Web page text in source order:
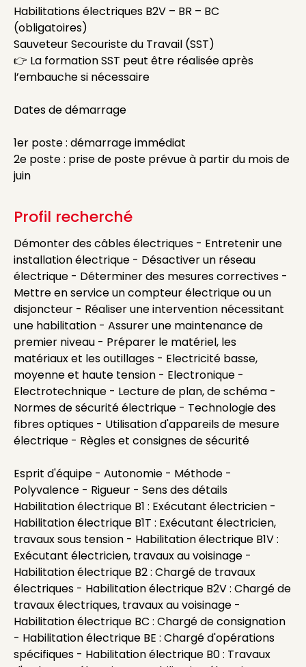
Habilitations électriques B2V – BR – BC
(obligatoires)
Sauveteur Secouriste du Travail (SST)
👉 La formation SST peut être réalisée après
l’embauche si nécessaire
Dates de démarrage
1er poste : démarrage immédiat
2e poste : prise de poste prévue à partir du mois de
juin
Profil recherché
Démonter des câbles électriques - Entretenir une
installation électrique - Désactiver un réseau
électrique - Déterminer des mesures correctives -
Mettre en service un compteur électrique ou un
disjoncteur - Réaliser une intervention nécessitant
une habilitation - Assurer une maintenance de
premier niveau - Préparer le matériel, les
matériaux et les outillages - Electricité basse,
moyenne et haute tension - Electronique -
Electrotechnique - Lecture de plan, de schéma -
Normes de sécurité électrique - Technologie des
fibres optiques - Utilisation d'appareils de mesure
électrique - Règles et consignes de sécurité
Esprit d'équipe - Autonomie - Méthode -
Polyvalence - Rigueur - Sens des détails
Habilitation électrique B1 : Exécutant électricien -
Habilitation électrique B1T : Exécutant électricien,
travaux sous tension - Habilitation électrique B1V :
Exécutant électricien, travaux au voisinage -
Habilitation électrique B2 : Chargé de travaux
électriques - Habilitation électrique B2V : Chargé de
travaux électriques, travaux au voisinage -
Habilitation électrique BC : Chargé de consignation
- Habilitation électrique BE : Chargé d'opérations
spécifiques - Habilitation électrique B0 : Travaux